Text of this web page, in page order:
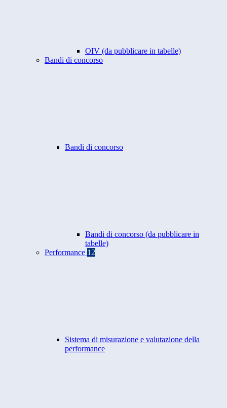
OIV (da pubblicare in tabelle)
Bandi di concorso
Bandi di concorso
Bandi di concorso (da pubblicare in
tabelle)
Performance 12
Sistema di misurazione e valutazione della
performance